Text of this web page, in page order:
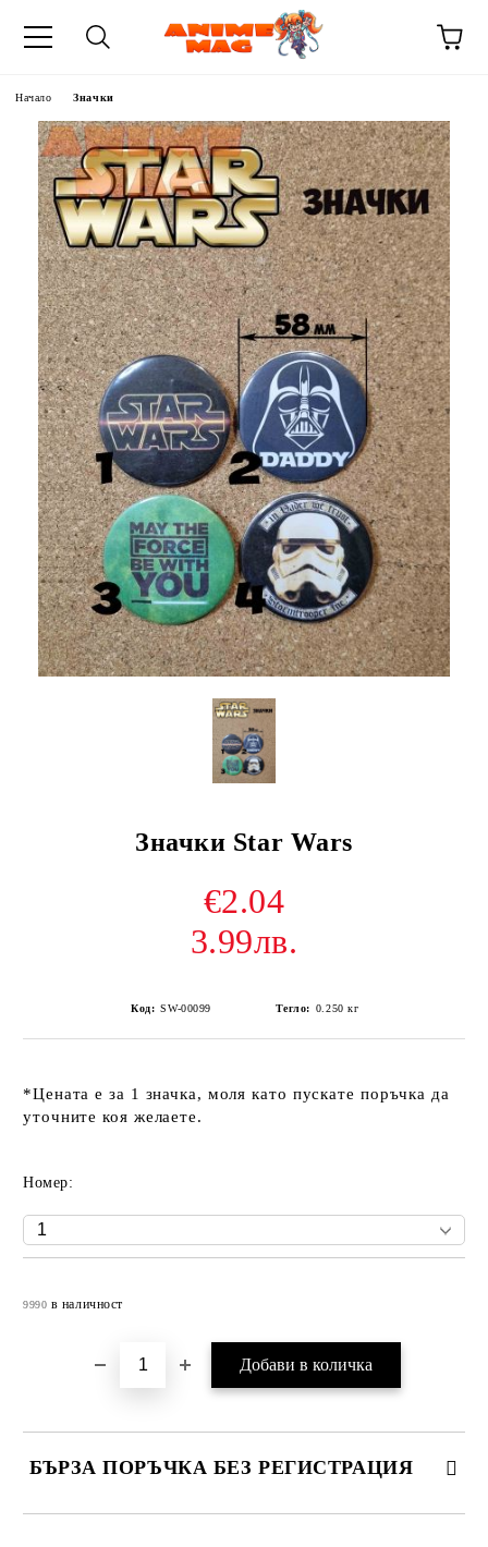
Начало Значки
Значки Star Wars
€2.04
3.99лв.
Код: SW-00099 Тегло: 0.250 кг
*Цената е за 1 значка, моля като пускате поръчка да
уточните коя желаете.
Номер:
9990 в наличност
БЪРЗА ПОРЪЧКА БЕЗ РЕГИСТРАЦИЯ